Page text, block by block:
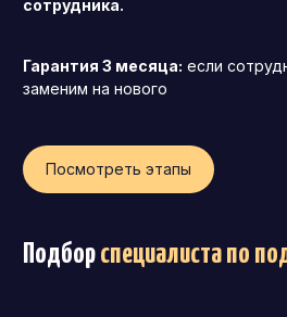
сотрудника.
Гарантия 3 месяца: если
заменим на нового
Посмотреть этапы
Подборспециалиста по